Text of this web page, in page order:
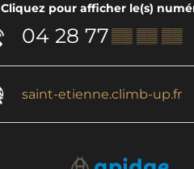
Cliquez pour afficher le(s)
04 28 77▒▒ ▒▒ ▒▒
saint-etienne.climb-up.fr